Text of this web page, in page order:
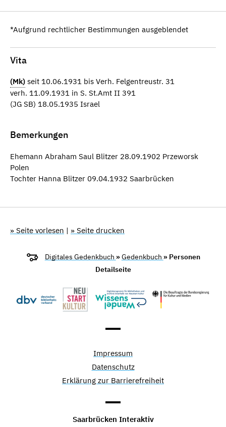
*Aufgrund rechtlicher Bestimmungen ausgeblendet
Vita
(Mk) seit 10.06.1931 bis Verh. Felgentreustr. 31
verh. 11.09.1931 in S. St.Amt II 391
(JG SB) 18.05.1935 Israel
Bemerkungen
Ehemann Abraham Saul Blitzer 28.09.1902 Przeworsk
Polen
Tochter Hanna Blitzer 09.04.1932 Saarbrücken
» Seite vorlesen | » Seite drucken
Digitales Gedenkbuch »Gedenkbuch » Personen
Detailseite
Impressum
Datenschutz
Erklärung zur Barrierefreiheit
Saarbrücken Interaktiv